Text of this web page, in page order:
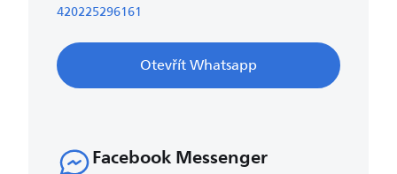
420225296161
Otevřít Whatsapp
Facebook Messenger